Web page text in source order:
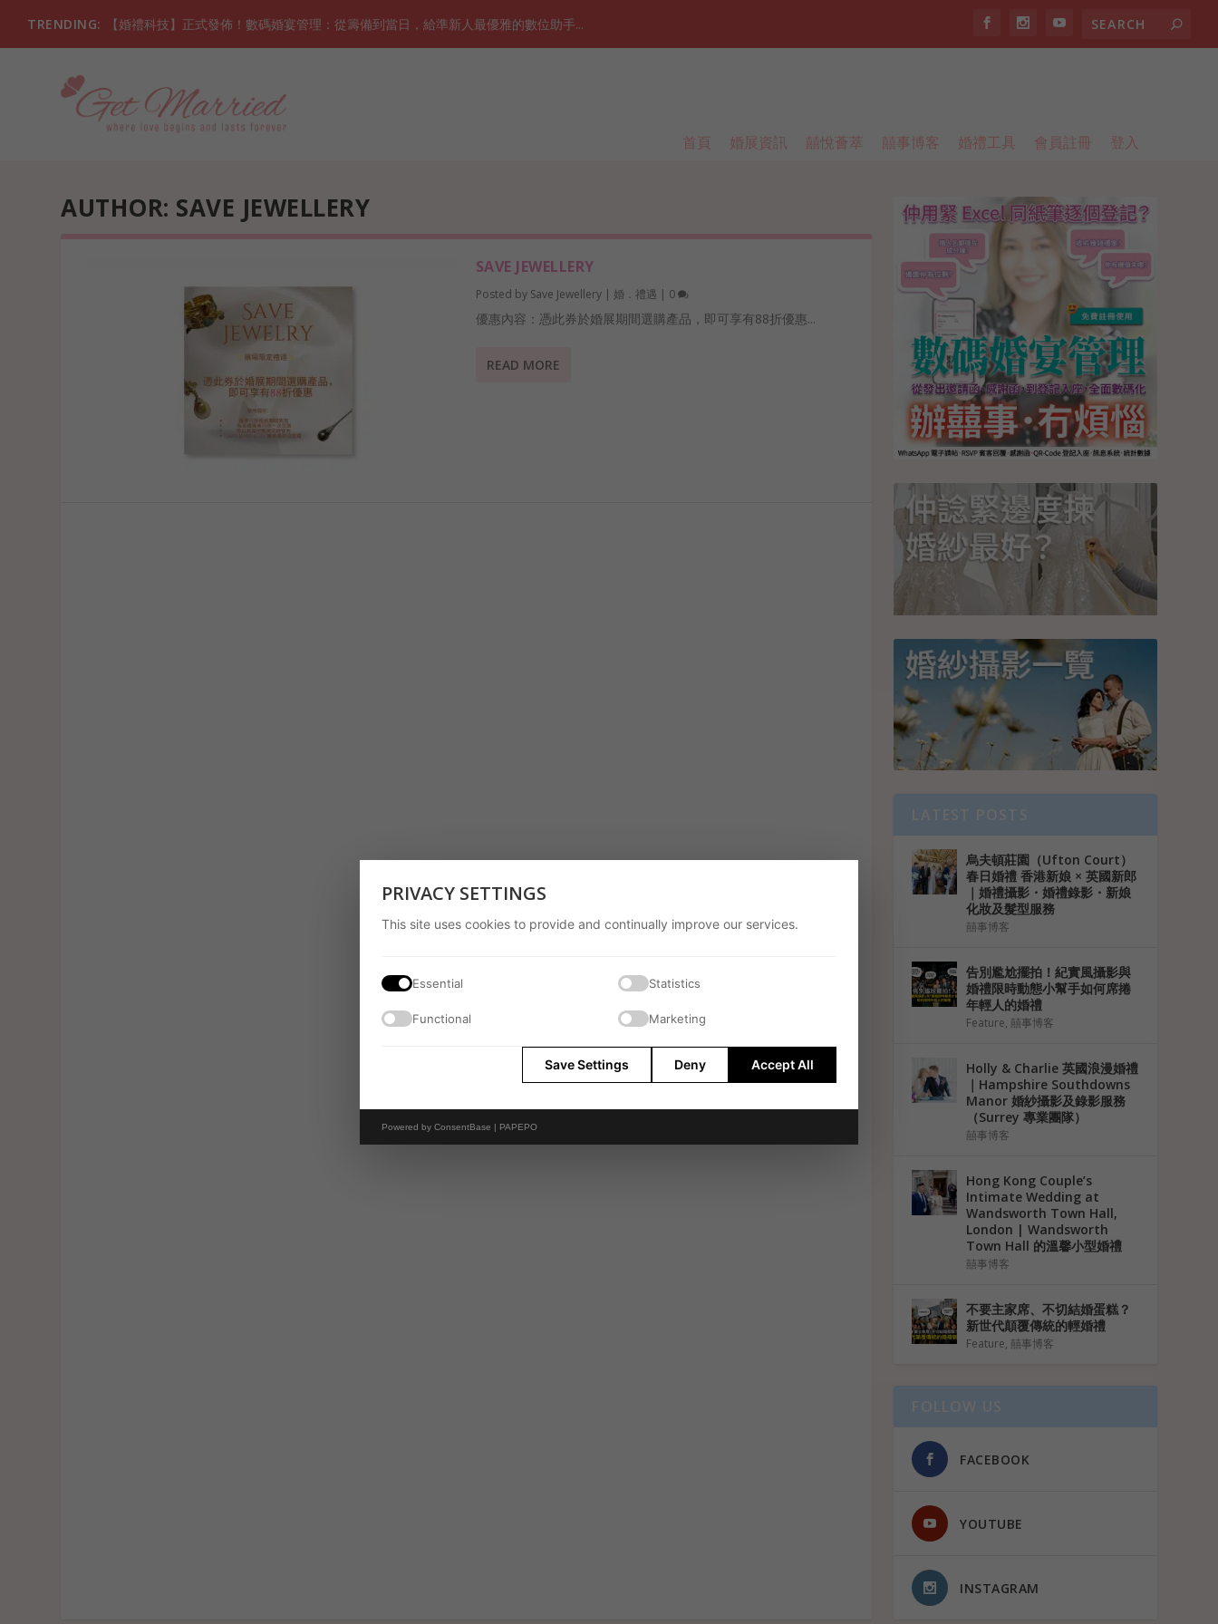
TRENDING: 【婚禮科技】正式發佈！數碼婚宴管理：從籌備到當日，給準新人最優雅的數位助手...
首頁 婚展資訊 囍悅薈萃 囍事博客 婚禮工具 會員註冊 登入
AUTHOR: SAVE JEWELLERY
SAVE JEWELLERY
Posted by Save Jewellery| 婚．禮遇 | 0
優惠內容：憑此券於婚展期間選購產品，即可享有88折優惠...
READ MORE
烏夫頓莊園（Ufton Court）
春日婚禮 香港新娘 × 英國新郎
｜婚禮攝影・婚禮錄影・新娘
化妝及髮型服務
囍事博客
告別尷尬擺拍！紀實風攝影與
婚禮限時動態小幫手如何席捲
年輕人的婚禮
Feature, 囍事博客
Holly & Charlie 英國浪漫婚禮
｜Hampshire Southdowns
Manor 婚紗攝影及錄影服務
（Surrey 專業團隊）
囍事博客
Hong Kong Couple’s
Intimate Wedding at
Wandsworth Town Hall,
London | Wandsworth
Town Hall 的溫馨小型婚禮
囍事博客
不要主家席、不切結婚蛋糕？
新世代顛覆傳統的輕婚禮
Feature, 囍事博客
FACEBOOK
YOUTUBE
INSTAGRAM
PRIVACY SETTINGS
This site uses cookies to provide and continually improve our services.
Essential Statistics
Functional Marketing
Save Settings Deny Accept All
Powered by ConsentBase | PAPEPO